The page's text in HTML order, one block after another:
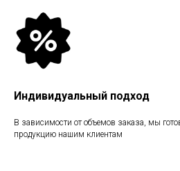
Индивидуальный подход
В зависимости от объемов заказа, мы
продукцию нашим клиентам